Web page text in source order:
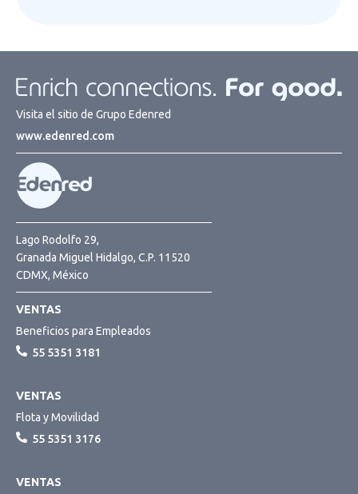
Visita el sitio de Grupo Edenred
www.edenred.com
Lago Rodolfo 29,
Granada Miguel Hidalgo, C.P. 11520
CDMX, México
VENTAS
Beneficios para Empleados
55 5351 3181
VENTAS
Flota y Movilidad
55 5351 3176
VENTAS